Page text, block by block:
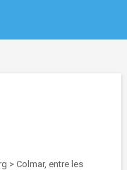
> Colmar, entre les